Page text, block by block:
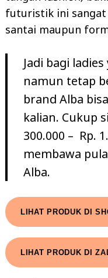
futuristik ini sangat
santai maupun
Jadi bagi
namun tetap
brand Alba
kalian. Cukup
300.000 – Rp.
membawa
Alba.
LIHAT PRODUK DI
LIHAT PRODUK DI